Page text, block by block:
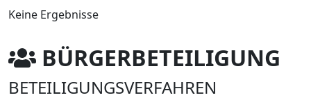
Keine Ergebnisse
BÜRGERBETEILIGUNG
BETEILIGUNGSVERFAHREN